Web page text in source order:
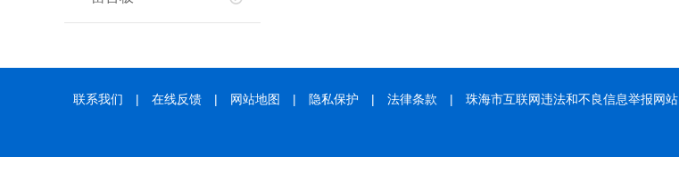
联系我们 | 在线反馈 | 网站地图 | 隐私保护 | 法律条款 | 珠海市互联网违法和不良信息举报网站